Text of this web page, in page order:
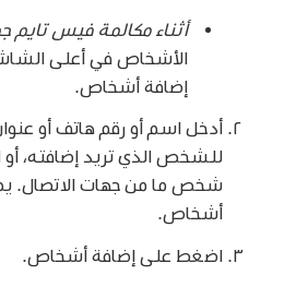
أثناء مكالمة فيس تايم
الأشخاص في أعلى
إضافة أشخاص.
أدخل اسم أو رقم هاتف أو عنوان
للشخص الذي تريد إضافته،
شخص ما من جهات الاتصال.
أشخاص.
اضغط على إضافة أشخاص.